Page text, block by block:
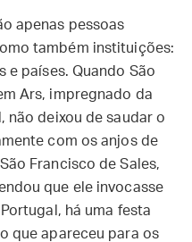
apenas pessoas
também instituições:
e países. Quando São
Ars, impregnado da
não deixou de saudar o
com os anjos de
Francisco de Sales,
que ele invocasse
há uma festa
que apareceu para os